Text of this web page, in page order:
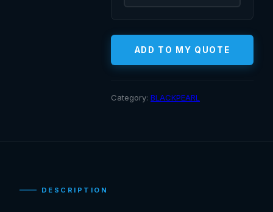
ADD TO MY QUOTE
Category: BLACKPEARL
DESCRIPTION